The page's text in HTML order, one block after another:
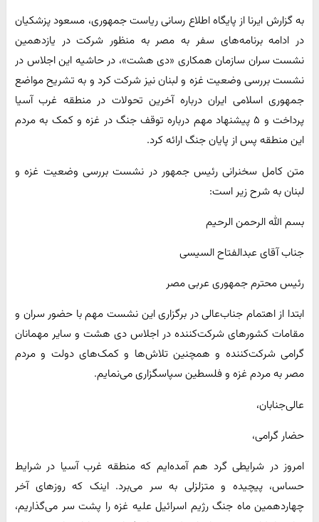
به گزارش ایرنا از پایگاه اطلاع رسانی ریاست جمهوری، مسعود پزشکیان
در ادامه برنامه‌های سفر به مصر به منظور شرکت در یازدهمین
نشست سران سازمان همکاری «دی هشت»، در حاشیه این اجلاس در
نشست بررسی وضعیت غزه و لبنان نیز شرکت کرد و به تشریح مواضع
جمهوری اسلامی ایران درباره آخرین تحولات در منطقه غرب آسیا
پرداخت و ۵ پیشنهاد مهم درباره توقف جنگ در غزه و کمک به مردم
این منطقه پس از پایان جنگ ارائه کرد.
متن کامل سخنرانی رئیس جمهور در نشست بررسی وضعیت غزه و
لبنان به شرح زیر است:
بسم الله الرحمن الرحیم
جناب آقای عبدالفتاح السیسی
رئیس محترم جمهوری عربی مصر
ابتدا از اهتمام جناب‌عالی در برگزاری این نشست مهم با حضور سران و
مقامات کشورهای شرکت‌کننده در اجلاس دی هشت و سایر مهمانان
گرامی شرکت‌کننده و همچنین تلاش‌ها و کمک‌های دولت و مردم
مصر به مردم غزه و فلسطین سپاسگزاری می‌نمایم.
عالی‌جنابان،
حضار گرامی،
امروز در شرایطی گرد هم آمده‌ایم که منطقه غرب آسیا در شرایط
حساس، پیچیده و متزلزلی به سر می‌برد. اینک که روزهای آخر
چهاردهمین ماه جنگ رژیم اسرائیل علیه غزه را پشت سر می‌گذاریم،